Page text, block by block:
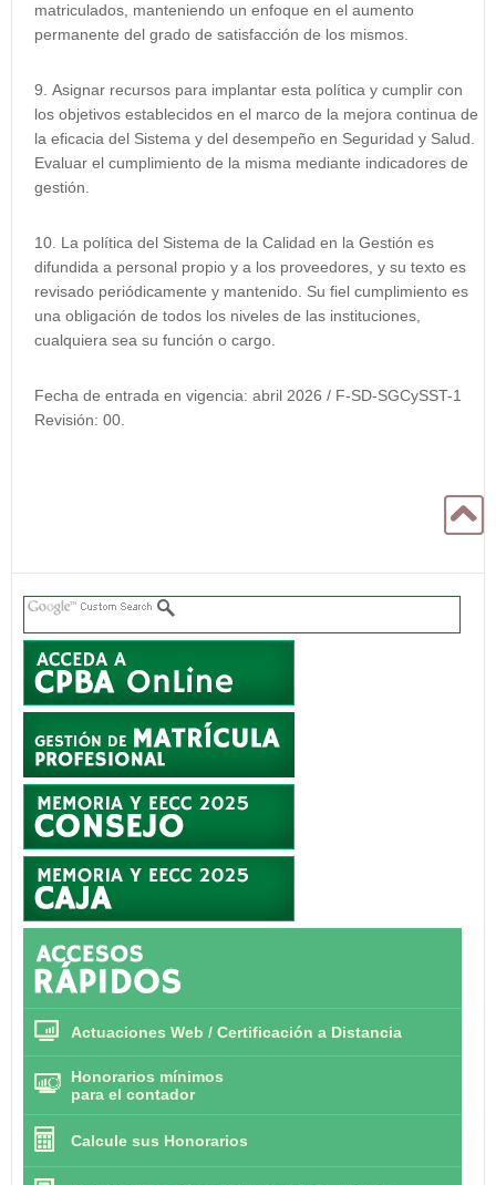
matriculados, manteniendo un enfoque en el aumento
permanente del grado de satisfacción de los mismos.
Asignar recursos para implantar esta política y cumplir con
los objetivos establecidos en el marco de la mejora continua de
la eficacia del Sistema y del desempeño en Seguridad y Salud.
Evaluar el cumplimiento de la misma mediante indicadores de
gestión.
La política del Sistema de la Calidad en la Gestión es
difundida a personal propio y a los proveedores, y su texto es
revisado periódicamente y mantenido. Su fiel cumplimiento es
una obligación de todos los niveles de las instituciones,
cualquiera sea su función o cargo.
Fecha de entrada en vigencia: abril 2026 / F-SD-SGCySST-1
Revisión: 00.
Actuaciones Web / Certificación a Distancia
Honorarios mínimos
para el contador
Calcule sus Honorarios